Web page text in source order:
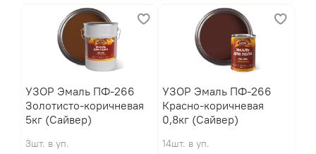
УЗОР Эмаль ПФ-266
Золотисто-коричневая
5кг (Сайвер)
3шт. в уп.
УЗОР Эмаль ПФ-266
Красно-коричневая
0,8кг (Сайвер)
14шт. в уп.